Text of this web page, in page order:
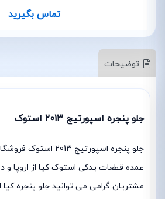
تماس بگیرید
توضیحات
جلو پنجره اسپورتیج 2013 استوک
جلو پنجره اسپورتیج
عمده قطعات یدکی استوک کیا از اروپا
مشتریان گرامی می توانید جلو پنجره